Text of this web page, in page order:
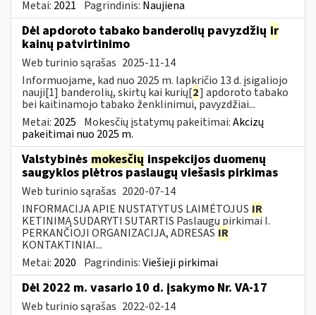
Metai: 2021 Pagrindinis: Naujiena
Dėl apdoroto tabako banderolių pavyzdžių ir
kainų patvirtinimo
Web turinio sąrašas 2025-11-14
Informuojame, kad nuo 2025 m. lapkričio 13 d. įsigaliojo
nauji[1] banderolių, skirtų kai kurių[2] apdoroto tabako
bei kaitinamojo tabako ženklinimui, pavyzdžiai...
Metai: 2025 Mokesčių įstatymų pakeitimai:Akcizų
pakeitimai nuo 2025 m.
Valstybinės mokesčių inspekcijos duomenų
saugyklos plėtros paslaugų viešasis pirkimas
Web turinio sąrašas 2020-07-14
INFORMACIJA APIE NUSTATYTUS LAIMĖTOJUS IR
KETINIMĄ SUDARYTI SUTARTIS Paslaugų pirkimai I.
PERKANČIOJI ORGANIZACIJA, ADRESAS IR
KONTAKTINIAI...
Metai: 2020 Pagrindinis:Viešieji pirkimai
Dėl 2022 m. vasario 10 d. įsakymo Nr. VA-17
Web turinio sąrašas 2022-02-14